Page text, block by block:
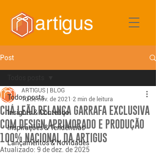
Post
Todos posts
Insights & Conteúdo
Inspirações & Tendências
Lançamentos & Novidades
CHÁ LEÃO RELANÇA GARRAFA EXCLUSIVA
COM DESIGN APRIMORADO E PRODUÇÃO
100% NACIONAL DA ARTIGUS
ARTIGUS | BLOG
10 de nov. de 2021 2 min de leitura
Atualizado: 9 de dez. de 2025